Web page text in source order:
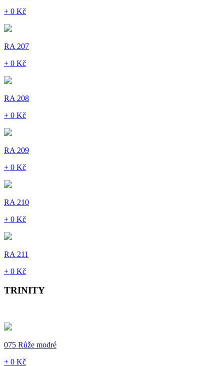
+ 0 Kč
RA 207
+ 0 Kč
RA 208
+ 0 Kč
RA 209
+ 0 Kč
RA 210
+ 0 Kč
RA 211
+ 0 Kč
TRINITY
075 Růže modré
+ 0 Kč